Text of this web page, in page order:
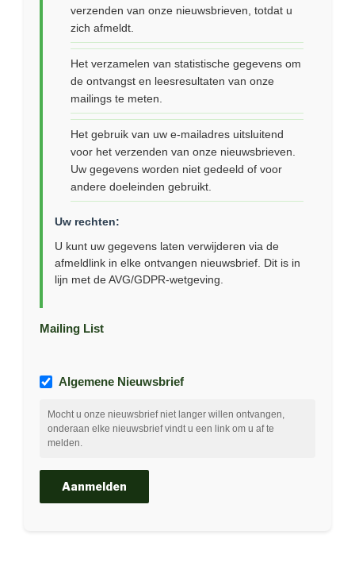
verzenden van onze nieuwsbrieven, totdat u
zich afmeldt.
Het verzamelen van statistische gegevens om
de ontvangst en leesresultaten van onze
mailings te meten.
Het gebruik van uw e-mailadres uitsluitend
voor het verzenden van onze nieuwsbrieven.
Uw gegevens worden niet gedeeld of voor
andere doeleinden gebruikt.
Uw rechten:
U kunt uw gegevens laten verwijderen via de
afmeldlink in elke ontvangen nieuwsbrief. Dit is in
lijn met de AVG/GDPR-wetgeving.
Mailing List
Algemene Nieuwsbrief
Mocht u onze nieuwsbrief niet langer willen ontvangen,
onderaan elke nieuwsbrief vindt u een link om u af te
melden.